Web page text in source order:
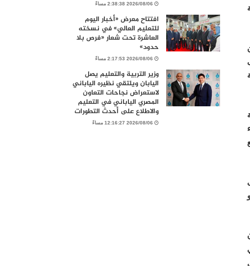
2026/08/06 2:38:38 مساءً
افتتاح معرض «أخبار اليوم
للتعليم العالي» في نسخته
العاشرة تحت شعار «فرص بلا
حدود»
2026/08/06 2:17:53 مساءً
وزير التربية والتعليم يصل
اليابان ويلتقي نظيره الياباني
لاستعراض نجاحات التعاون
المصري الياباني في التعليم
والاطلاع على أحدث التطورات
2026/08/06 12:16:27 مساءً